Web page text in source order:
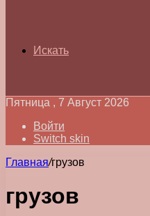
Искать
Пятница , 7 Август 2026
Войти
Switch skin
Главная/грузов
грузов